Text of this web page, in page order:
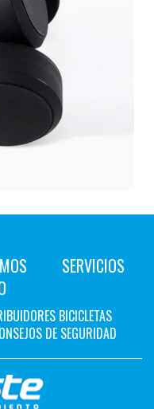
SERVICIOS
BICICLETAS
DE SEGURIDAD